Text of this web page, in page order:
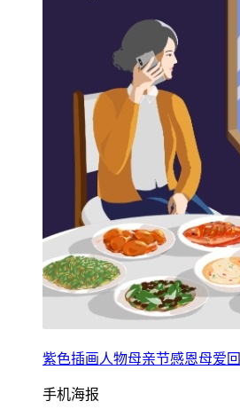
紫色插画人物母亲节感恩母爱
手机海报